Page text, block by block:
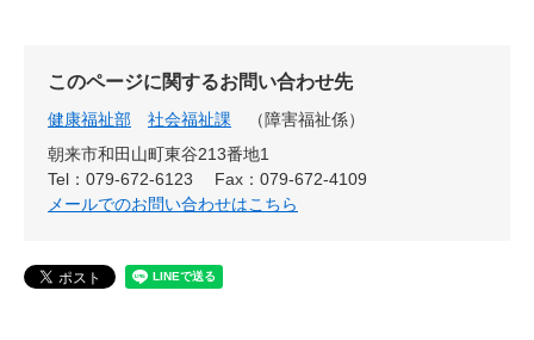
このページに関するお問い合わせ先
健康福祉部 社会福祉課
障害福祉係
朝来市和田山町東谷213番地1
Tel：079-672-6123
Fax：079-672-4109
メールでのお問い合わせはこちら